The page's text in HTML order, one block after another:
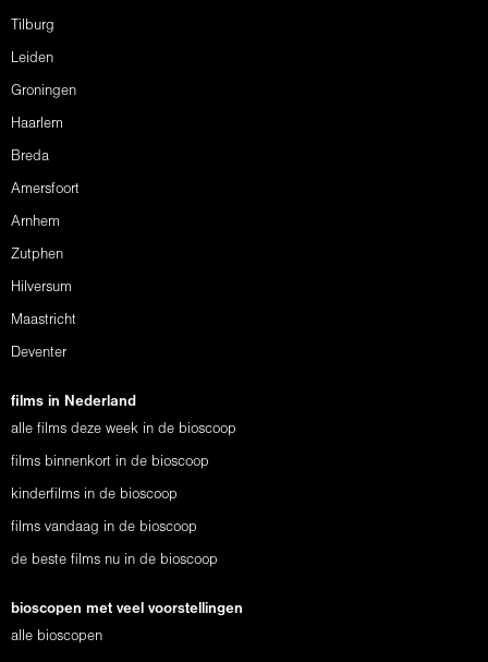
Tilburg
Leiden
Groningen
Haarlem
Breda
Amersfoort
Arnhem
Zutphen
Hilversum
Maastricht
Deventer
films in Nederland
alle films deze week in de bioscoop
films binnenkort in de bioscoop
kinderfilms in de bioscoop
films vandaag in de bioscoop
de beste films nu in de bioscoop
bioscopen met veel voorstellingen
alle bioscopen